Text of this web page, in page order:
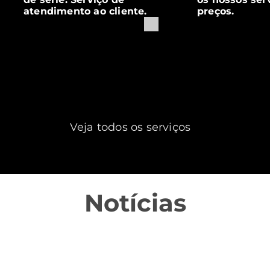
atendimento ao cliente.
preços.
Veja todos os serviços
Notícias